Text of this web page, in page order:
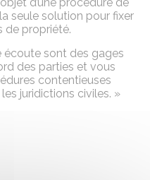
d’une procédure de
seule solution pour fixer
de propriété.
sont des gages
des parties et vous
contentieuses
juridictions civiles. »